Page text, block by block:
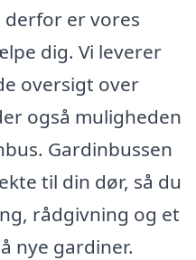
er vores
dig. Vi leverer
oversigt over
også muligheden
Gardinbussen
til din dør, så du
rådgivning og et
nye gardiner.